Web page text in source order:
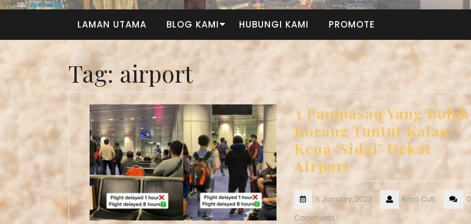
LAMAN UTAMA BLOG KAMI HUBUNGI KAMI PROMOTE
Tag: airport
3 Pampasan Yang Boleh
Korang Tuntut Kalau
Kena ‘Sidai’ Dekat
Airport
6 January, 2023 Raja.Cuti
0
Comments